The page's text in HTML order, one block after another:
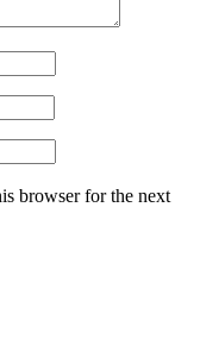
browser for the next